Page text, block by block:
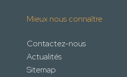
Mieux nous connaître
Contactez-nous
Actualités
Sitemap